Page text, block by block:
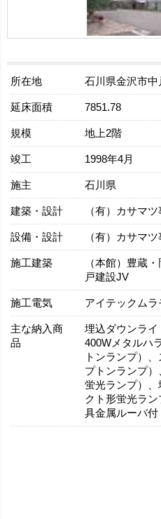
所在地 石川県金沢市中
延床面積 7851.78
規模 地上2階
竣工 1998年4月
施主 石川県
建築・設計 （有）カサマ
設備・設計 （有）カサマ
施工建築
（本館）豊蔵
戸建設JV
施工電気 アイテックム
主な納入商
品
埋込ダウンライ
400Wメタルハ
トンランプ）
プトンランプ
蛍光ランプ）
クト形蛍光ラン
具金属ルーバ付